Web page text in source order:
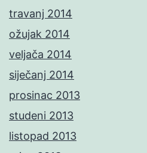
travanj 2014
ožujak 2014
veljača 2014
siječanj 2014
prosinac 2013
studeni 2013
listopad 2013